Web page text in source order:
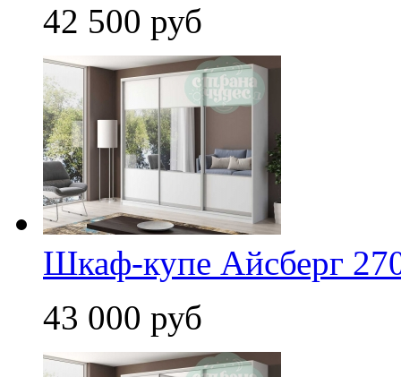
42 500 руб
Шкаф-купе Айсберг
43 000 руб